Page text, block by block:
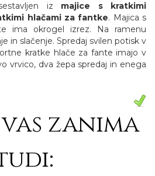
iz majice s kratkimi
hlačami za fantke. Majica s
ima okrogel izrez. Na ramenu
in slačenje. Spredaj svilen potisk v
kratke hlače za fante imajo v
vrvico, dva žepa spredaj in enega
zanima